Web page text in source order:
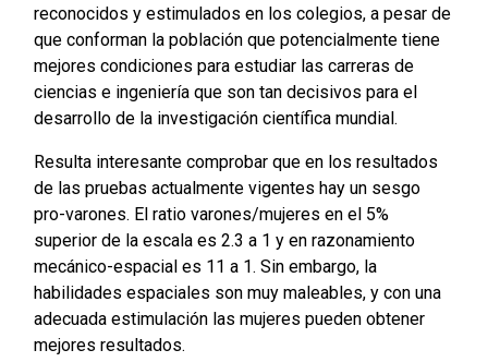
reconocidos y estimulados en los colegios, a pesar de
que conforman la población que potencialmente tiene
mejores condiciones para estudiar las carreras de
ciencias e ingeniería que son tan decisivos para el
desarrollo de la investigación científica mundial.
Resulta interesante comprobar que en los resultados
de las pruebas actualmente vigentes hay un sesgo
pro-varones. El ratio varones/mujeres en el 5%
superior de la escala es 2.3 a 1 y en razonamiento
mecánico-espacial es 11 a 1. Sin embargo, la
habilidades espaciales son muy maleables, y con una
adecuada estimulación las mujeres pueden obtener
mejores resultados.